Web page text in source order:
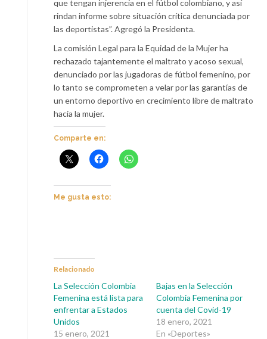
que tengan injerencia en el fútbol colombiano, y así
rindan informe sobre situación crítica denunciada por
las deportistas”. Agregó la Presidenta.
La comisión Legal para la Equidad de la Mujer ha
rechazado tajantemente el maltrato y acoso sexual,
denunciado por las jugadoras de fútbol femenino, por
lo tanto se comprometen a velar por las garantías de
un entorno deportivo en crecimiento libre de maltrato
hacia la mujer.
Comparte en:
Me gusta esto:
Relacionado
La Selección Colombia
Femenina está lista para
enfrentar a Estados
Unidos
15 enero, 2021
Bajas en la Selección
Colombia Femenina por
cuenta del Covid-19
18 enero, 2021
En «Deportes»